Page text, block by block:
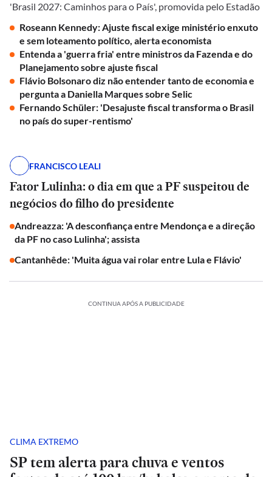
'Brasil 2027: Caminhos para o País', promovida pelo Estadão
Roseann Kennedy: Ajuste fiscal exige ministério enxuto
e sem loteamento político, alerta economista
Entenda a 'guerra fria' entre ministros da Fazenda e do
Planejamento sobre ajuste fiscal
Flávio Bolsonaro diz não entender tanto de economia e
pergunta a Daniella Marques sobre Selic
Fernando Schüler: 'Desajuste fiscal transforma o Brasil
no país do super-rentismo'
FRANCISCO LEALI
Fator Lulinha: o dia em que a PF suspeitou de
negócios do filho do presidente
Andreazza: 'A desconfiança entre Mendonça e a direção
da PF no caso Lulinha'; assista
Cantanhêde: 'Muita água vai rolar entre Lula e Flávio'
CONTINUA APÓS A PUBLICIDADE
CLIMA EXTREMO
SP tem alerta para chuva e ventos